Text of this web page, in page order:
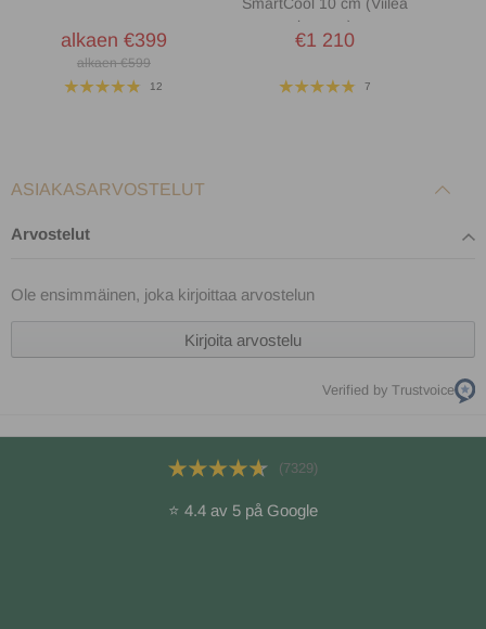
kaksinkertainen joustava venytyskangas ja vahva, vakaa runko
tekevät siitä, ettet edes huomaa, kun kumppanisi kääntyy yöllä.
alkaen €399
alkaen €599
12
kangas)
€1 210
7
ASIAKASARVOSTELUT
Arvostelut
Ole ensimmäinen, joka kirjoittaa arvostelun
Kirjoita arvostelu
Verified by Trustvoice
(7329)
⭐ 4.4 av 5 på Google